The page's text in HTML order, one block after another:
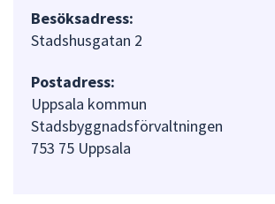
Besöksadress:
Stadshusgatan 2
Postadress:
Uppsala kommun
Stadsbyggnadsförvaltningen
753 75 Uppsala